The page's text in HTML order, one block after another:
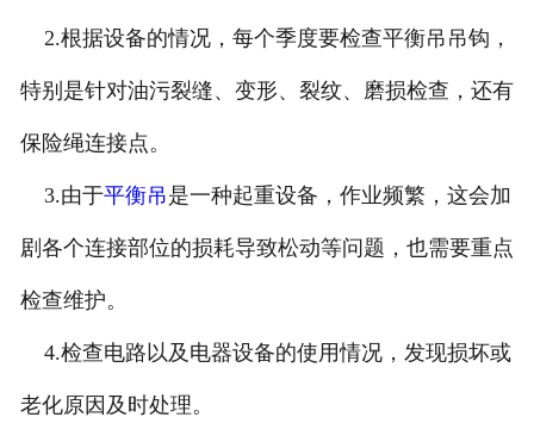
2.根据设备的情况，每个季度要检查平衡吊吊钩，
特别是针对油污裂缝、变形、裂纹、磨损检查，还有
保险绳连接点。
3.由于平衡吊是一种起重设备，作业频繁，这会加
剧各个连接部位的损耗导致松动等问题，也需要重点
检查维护。
4.检查电路以及电器设备的使用情况，发现损坏或
老化原因及时处理。